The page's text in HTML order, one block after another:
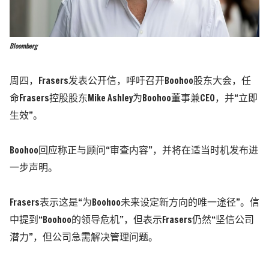
Bloomberg
周四，Frasers发表公开信，呼吁召开Boohoo股东大会，任
命Frasers控股股东Mike Ashley为Boohoo董事兼CEO，并“立即
生效”。
Boohoo回应称正与顾问“审查内容”，并将在适当时机发布进
一步声明。
Frasers表示这是“为Boo hoo未来设定新方向的唯一途径”。信
中提到“Boohoo的领导危机”，但表示Frasers仍然“坚信公司
潜力”，但公司急需解决管理问题。